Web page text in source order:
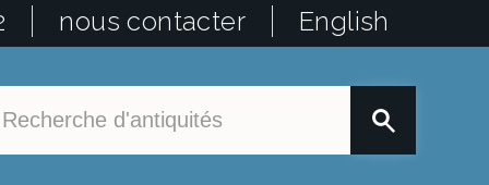
nous contacter English